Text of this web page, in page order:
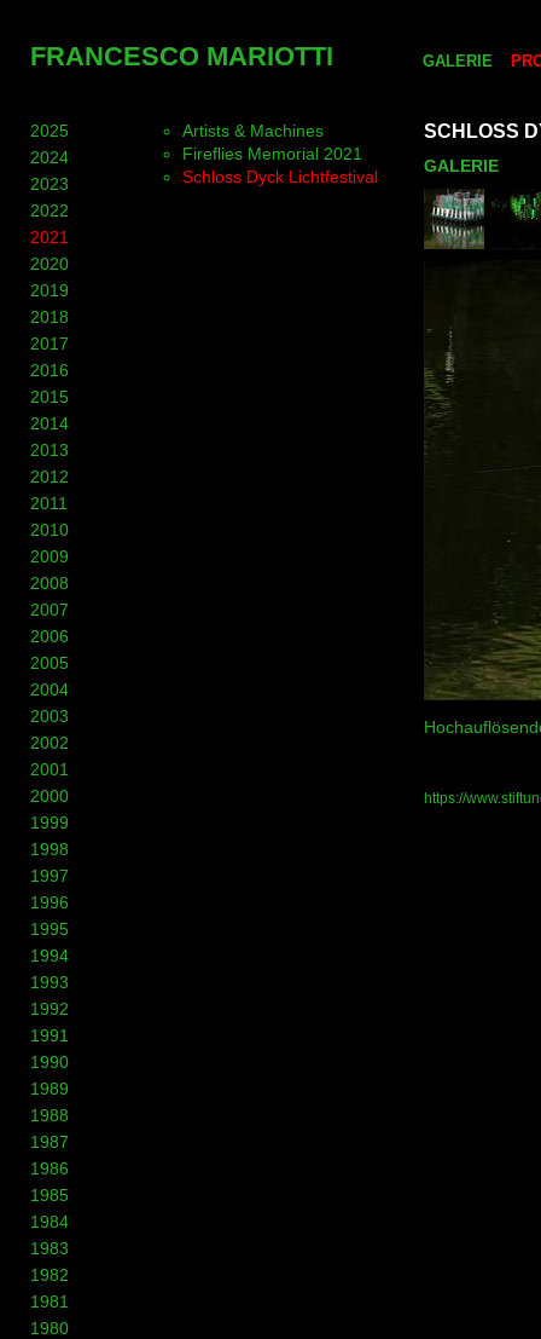
FRANCESCO MARIOTTI GALERIE
2025
2024
2023
2022
2021
2020
2019
2018
2017
2016
2015
2014
2013
2012
2011
2010
2009
2008
2007
2006
2005
2004
2003
2002
2001
2000
1999
1998
1997
1996
1995
1994
1993
1992
1991
1990
1989
1988
1987
1986
1985
1984
1983
1982
1981
1980
Artists & Machines
Fireflies Memorial 2021
Schloss Dyck Lichtfestival
SCHLOSS
GALERIE
https://